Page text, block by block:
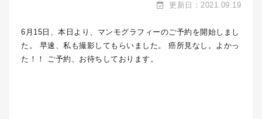
更新日：2021.09.19
6月15日、本日より、マンモグラフィーのご予約を開始しまし
た。 早速、私も撮影してもらいました。 癌所見なし。よかっ
た！！ ご予約、お待ちしております。